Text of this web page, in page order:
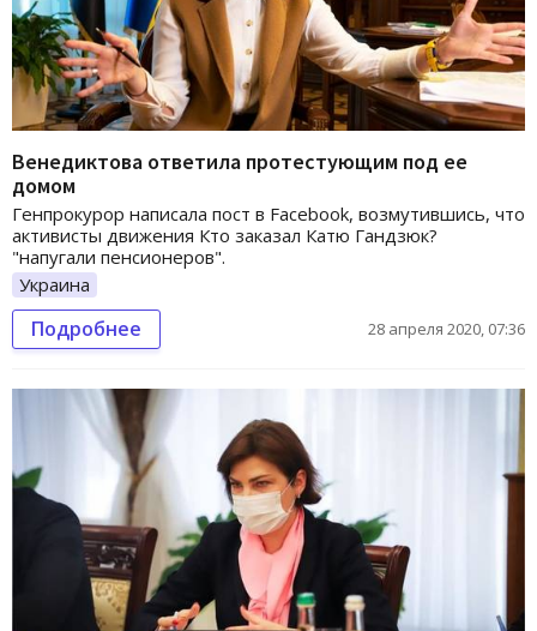
Венедиктова ответила протестующим под ее
домом
Генпрокурор написала пост в Facebook, возмутившись, что
активисты движения Кто заказал Катю Гандзюк?
"напугали пенсионеров".
Украина
Подробнее 28 апреля 2020, 07:36